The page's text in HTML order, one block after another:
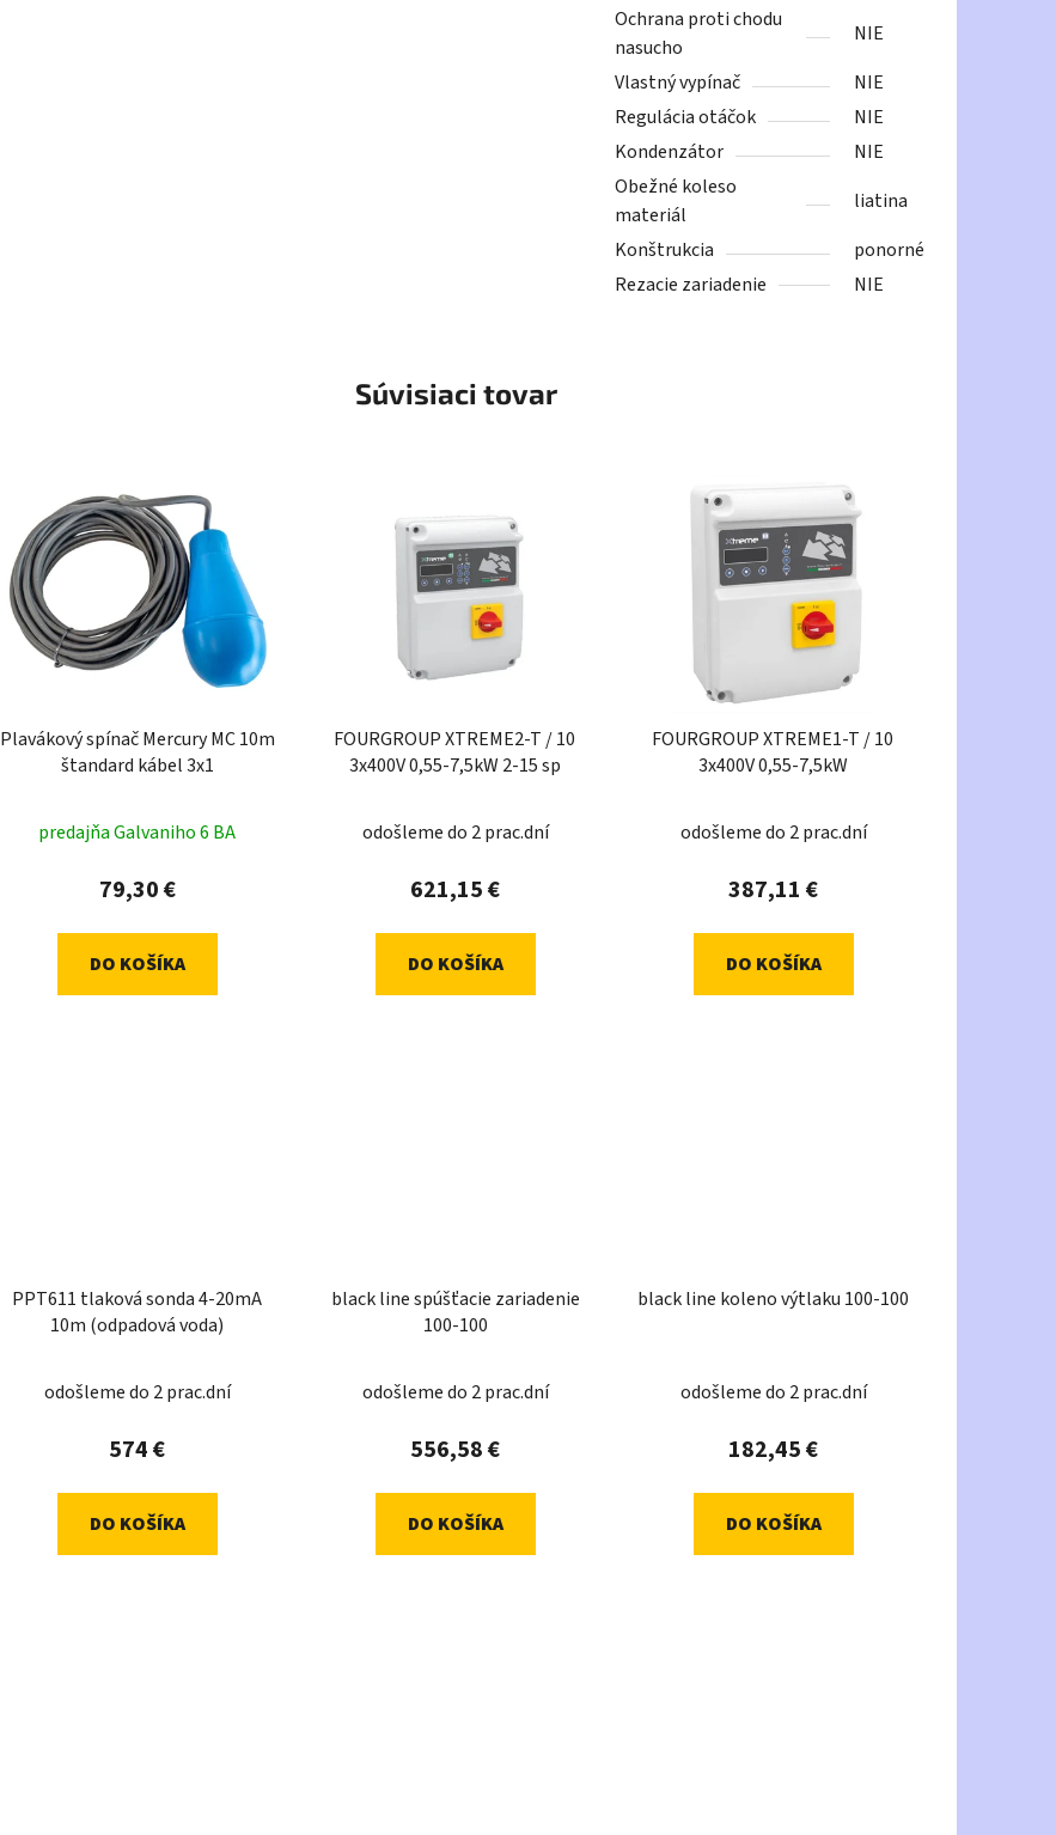
Ochrana proti chodu
nasucho
NIE
Vlastný vypínač
NIE
Regulácia otáčok
NIE
Kondenzátor
NIE
Obežné koleso
materiál
liatina
Konštrukcia
ponorné
Rezacie zariadenie
NIE
Súvisiaci tovar
Plavákový spínač Mercury MC 10m
štandard kábel 3x1
predajňa Galvaniho 6 BA
79,30 €
DO KOŠÍKA
FOURGROUP XTREME2-T / 10
3x400V 0,55-7,5kW 2-15 sp
odošleme do 2 prac.dní
621,15 €
DO KOŠÍKA
FOURGROUP XTREME1-T / 10
3x400V 0,55-7,5kW
odošleme do 2 prac.dní
387,11 €
DO KOŠÍKA
PPT611 tlaková sonda 4-20mA
10m (odpadová voda)
odošleme do 2 prac.dní
574 €
DO KOŠÍKA
black line spúšťacie zariadenie
100-100
odošleme do 2 prac.dní
556,58 €
DO KOŠÍKA
black line koleno výtlaku 100-100
odošleme do 2 prac.dní
182,45 €
DO KOŠÍKA